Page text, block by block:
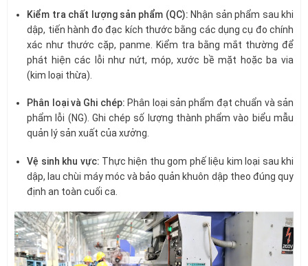
Kiểm tra chất lượng sản phẩm (QC): Nhận sản phẩm sau khi
dập, tiến hành đo đạc kích thước bằng các dụng cụ đo chính
xác như thước cặp, panme. Kiểm tra bằng mắt thường để
phát hiện các lỗi như nứt, móp, xước bề mặt hoặc ba via
(kim loại thừa).
Phân loại và Ghi chép: Phân loại sản phẩm đạt chuẩn và sản
phẩm lỗi (NG). Ghi chép số lượng thành phẩm vào biểu mẫu
quản lý sản xuất của xưởng.
Vệ sinh khu vực: Thực hiện thu gom phế liệu kim loại sau khi
dập, lau chùi máy móc và bảo quản khuôn dập theo đúng quy
định an toàn cuối ca.